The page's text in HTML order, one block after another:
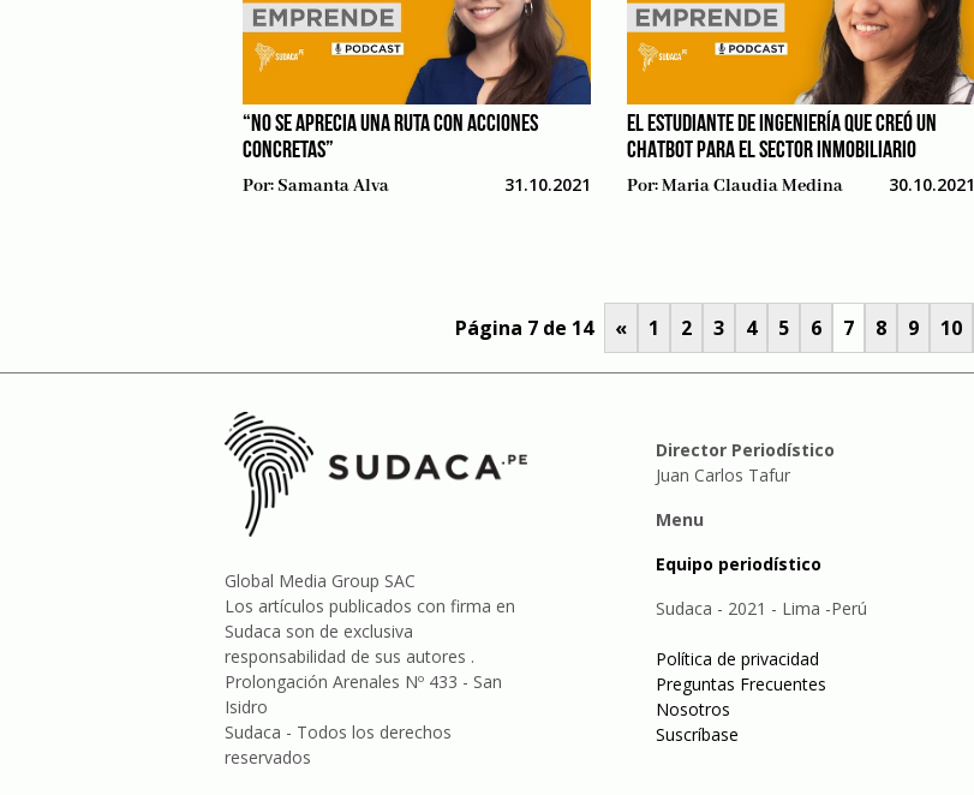
“NO SE APRECIA UNA RUTA CON ACCIONES
CONCRETAS”
Por:Samanta Alva 31.10.2021
EL ESTUDIANTE DE INGENIERÍA QUE CREÓ UN
CHATBOT PARA EL SECTOR INMOBILIARIO
Por:Maria Claudia Medina 30.10.2021
Página 7 de 14 « 1 2 3 4 5 6 7 8 9 10
Global Media Group SAC
Los artículos publicados con firma en
Sudaca son de exclusiva
responsabilidad de sus autores .
Prolongación Arenales Nº 433 - San
Isidro
Sudaca - Todos los derechos
reservados
Director Periodístico
Juan Carlos Tafur
Menu
Equipo periodístico
Sudaca - 2021 - Lima -Perú
Política de privacidad
Preguntas Frecuentes
Nosotros
Suscríbase